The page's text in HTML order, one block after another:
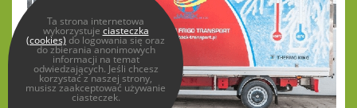
Ta strona internetowa
wykorzystuje ciasteczka
(cookies) do logowania się oraz
do zbierania anonimowych
informacji na temat
odwiedzających. Jeśli chcesz
korzystać z naszej strony,
musisz zaakceptować używanie
ciasteczek.